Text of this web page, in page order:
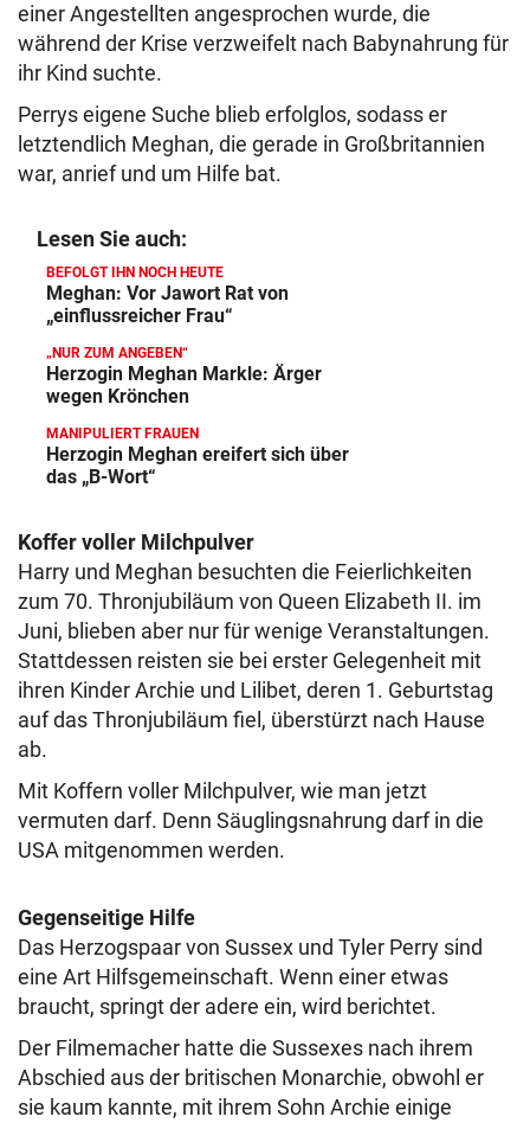
einer Angestellten angesprochen wurde, die
während der Krise verzweifelt nach Babynahrung für
ihr Kind suchte.
Perrys eigene Suche blieb erfolglos, sodass er
letztendlich Meghan, die gerade in Großbritannien
war, anrief und um Hilfe bat.
Lesen Sie auch:
BEFOLGT IHN NOCH HEUTE
Meghan: Vor Jawort Rat von
„einflussreicher Frau“
„NUR ZUM ANGEBEN“
Herzogin Meghan Markle: Ärger
wegen Krönchen
MANIPULIERT FRAUEN
Herzogin Meghan ereifert sich über
das „B-Wort“
Koffer voller Milchpulver
Harry und Meghan besuchten die Feierlichkeiten
zum 70. Thronjubiläum von Queen Elizabeth II. im
Juni, blieben aber nur für wenige Veranstaltungen.
Stattdessen reisten sie bei erster Gelegenheit mit
ihren Kinder Archie und Lilibet, deren 1. Geburtstag
auf das Thronjubiläum fiel, überstürzt nach Hause
ab.
Mit Koffern voller Milchpulver, wie man jetzt
vermuten darf. Denn Säuglingsnahrung darf in die
USA mitgenommen werden.
Gegenseitige Hilfe
Das Herzogspaar von Sussex und Tyler Perry sind
eine Art Hilfsgemeinschaft. Wenn einer etwas
braucht, springt der adere ein, wird berichtet.
Der Filmemacher hatte die Sussexes nach ihrem
Abschied aus der britischen Monarchie, obwohl er
sie kaum kannte, mit ihrem Sohn Archie einige